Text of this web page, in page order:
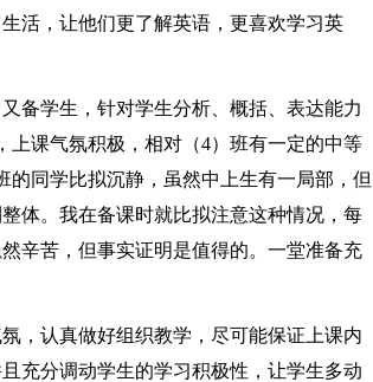
活，让他们更了解英语，更喜欢学习英
学生，针对学生分析、概括、表达能力
上课气氛积极，相对（4）班有一定的中等
同学比拟沉静，虽然中上生有一局部，但
体。我在备课时就比拟注意这种情况，每
辛苦，但事实证明是值得的。一堂准备充
认真做好组织教学，尽可能保证上课内
充分调动学生的学习积极性，让学生多动